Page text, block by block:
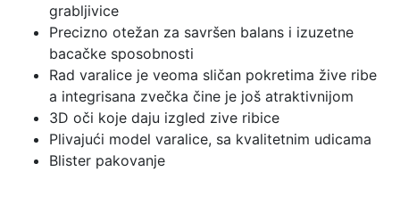
grabljivice
Precizno otežan za savršen balans i izuzetne
bacačke sposobnosti
Rad varalice je veoma sličan pokretima žive ribe
a integrisana zvečka čine je još atraktivnijom
3D oči koje daju izgled zive ribice
Plivajući model varalice, sa kvalitetnim udicama
Blister pakovanje